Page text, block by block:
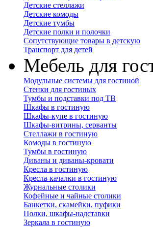
Детские стеллажи
Детские комоды
Детские тумбы
Детские полки и полочки
Сопутствующие товары в детскую
Транспорт для детей
Мебель для
Модульные системы для гостиной
Стенки для гостиных
Тумбы и подставки под ТВ
Шкафы в гостиную
Шкафы-купе в гостиную
Шкафы-витрины, серванты
Стеллажи в гостиную
Комоды в гостиную
Тумбы в гостиную
Диваны и диваны-кровати
Кресла в гостиную
Кресла-качалки в гостиную
Журнальные столики
Кофейные и чайные столики
Банкетки, скамейки, пуфики
Полки, шкафы-надставки
Зеркала в гостиную